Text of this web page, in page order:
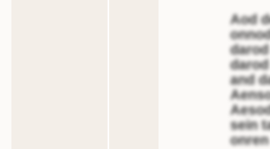
Aod
and
sein